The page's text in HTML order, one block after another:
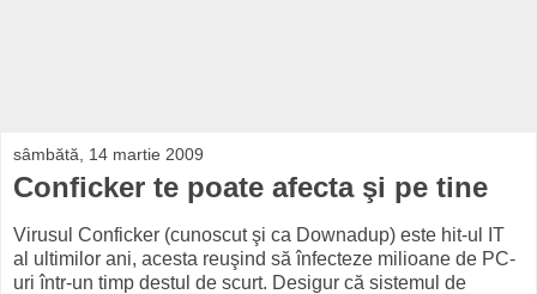
sâmbătă, 14 martie 2009
Conficker te poate afecta şi pe tine
Virusul Conficker (cunoscut şi ca Downadup) este hit-ul IT
al ultimilor ani, acesta reuşind să înfecteze milioane de PC-
uri într-un timp destul de scurt. Desigur că sistemul de